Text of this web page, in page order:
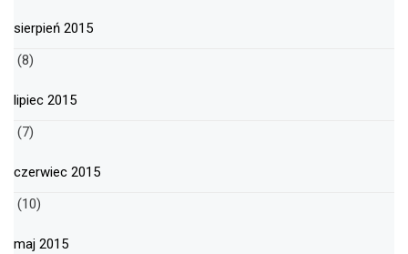
sierpień 2015
(8)
lipiec 2015
(7)
czerwiec 2015
(10)
maj 2015